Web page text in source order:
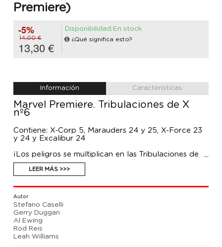
Premiere)
-5%
14,00 €
13,30 €
Disponibilidad:En stock
¿Qué significa esto?
Información Características
Marvel Premiere. Tribulaciones de X
nº6
Contiene: X-Corp 5, Marauders 24 y 25, X-Force 23
y 24 y Excalibur 24
¡Los peligros se multiplican en las Tribulaciones de
X! Los jefes de la Corporación-X saben que es
imposible triunfar en los negocios sin hacer algunos
enemigos. Los de ellos quieren cortarles la garganta.
Los Merodeadores se dirigen hacia las estrellas.
¿Qué aguarda a la tripulación de Kate Pryde? Los
planes de La Bestia atraen a un enemigo cercano.
Los diez reinos de Otromundo deben decidir si
proclamar héroes a los integrantes de Excalibur o
mandarlos a la hoguera.
LEER MÁS >>>
Autor
Stefano Caselli
Gerry Duggan
Al Ewing
Rod Reis
Leah Williams